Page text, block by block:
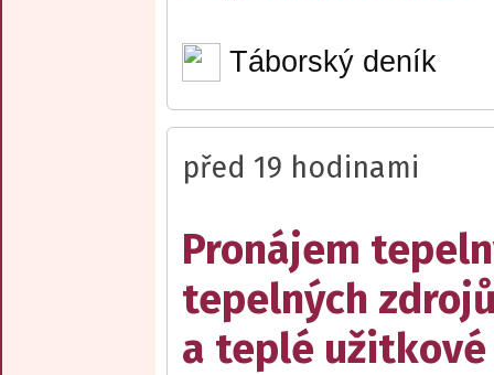
Táborský deník
před 19 hodinami
Pronájem
tepelných
a teplé užitkové